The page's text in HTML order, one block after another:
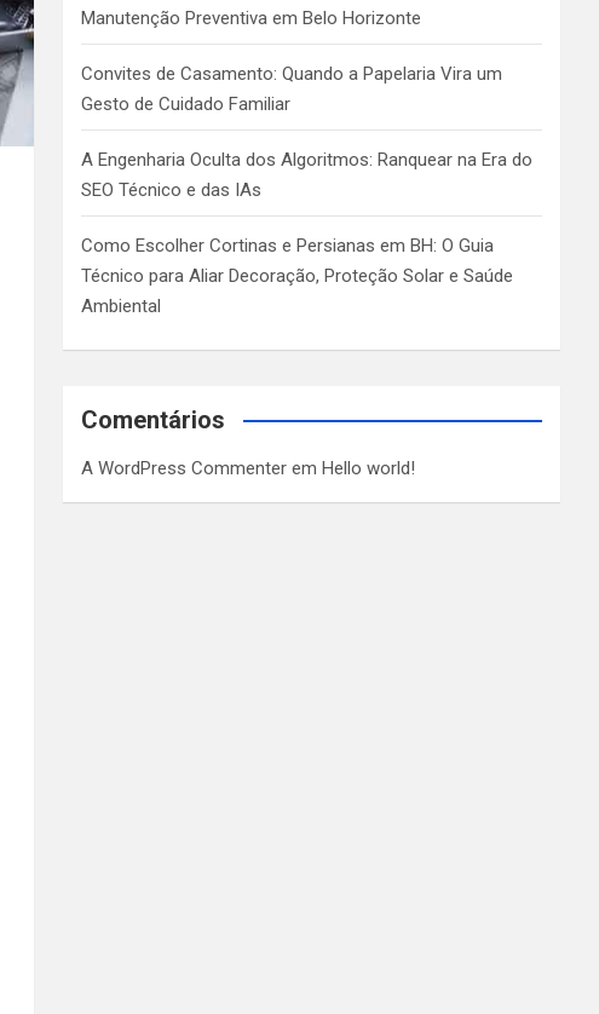
Manutenção Preventiva em Belo Horizonte
Convites de Casamento: Quando a Papelaria Vira um
Gesto de Cuidado Familiar
A Engenharia Oculta dos Algoritmos: Ranquear na Era do
SEO Técnico e das IAs
Como Escolher Cortinas e Persianas em BH: O Guia
Técnico para Aliar Decoração, Proteção Solar e Saúde
Ambiental
Comentários
A WordPress Commenter emHello world!